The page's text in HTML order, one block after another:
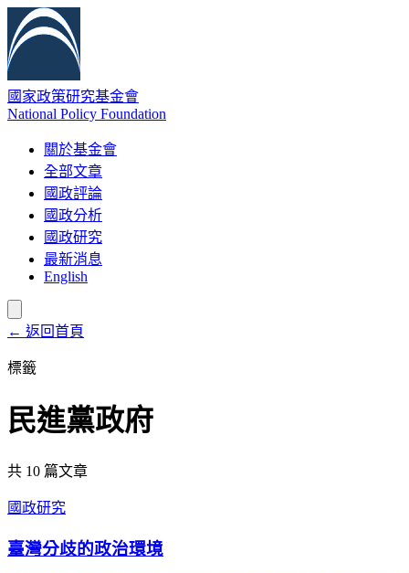
國家政策研究基金會
National Policy Foundation
關於基金會
全部文章
國政評論
國政分析
國政研究
最新消息
English
← 返回首頁
標籤
民進黨政府
共 10 篇文章
國政研究
臺灣分歧的政治環境